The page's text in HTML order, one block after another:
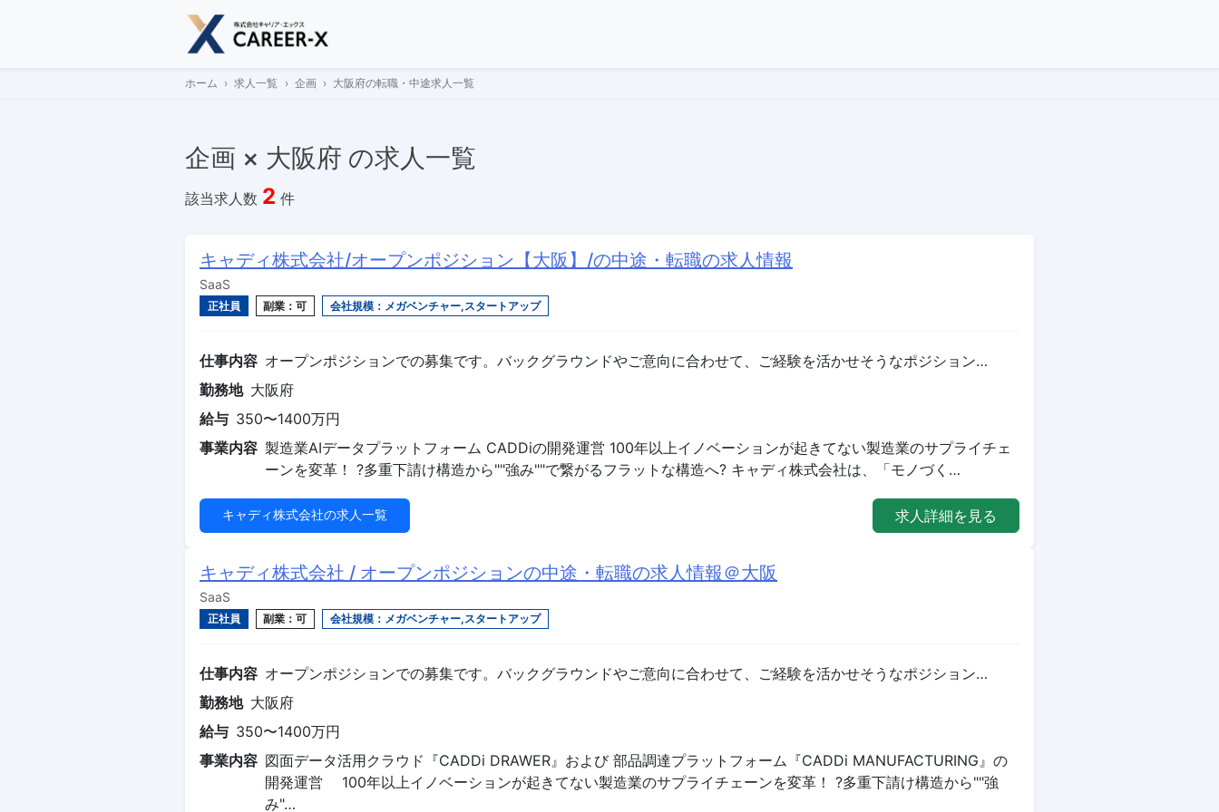
ホーム 求人一覧 企画 大阪府の転職・中途求人一覧
企画 × 大阪府 の求人一覧
該当求人数 2 件
キャディ株式会社/オープンポジション【大阪】/の中途・転職の求人情報
SaaS
正社員 副業：可 会社規模：メガベンチャー,スタートアップ
仕事内容 オープンポジションでの募集です。バックグラウンドやご意向に合わせて、ご経験を活かせそうなポジション…
勤務地 大阪府
給与 350〜1400万円
事業内容 製造業AIデータプラットフォーム CADDiの開発運営 100年以上イノベーションが起きてない製造業のサプライチェ
ーンを変革！ ?多重下請け構造から""強み""で繋がるフラットな構造へ? キャディ株式会社は、「モノづく…
キャディ株式会社の求人一覧 求人詳細を見る
キャディ株式会社 / オープンポジションの中途・転職の求人情報＠大阪
SaaS
正社員 副業：可 会社規模：メガベンチャー,スタートアップ
仕事内容 オープンポジションでの募集です。バックグラウンドやご意向に合わせて、ご経験を活かせそうなポジション…
勤務地 大阪府
給与 350〜1400万円
事業内容 図面データ活用クラウド『CADDi DRAWER』および 部品調達プラットフォーム『CADDi MANUFACTURING』の
開発運営 100年以上イノベーションが起きてない製造業のサプライチェーンを変革！ ?多重下請け構造から""強
み"…